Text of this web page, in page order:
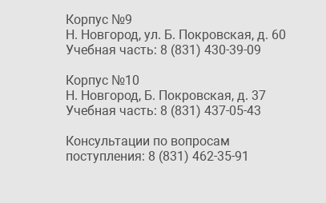
Корпус №9
Н. Новгород, ул. Б. Покровская, д. 60
Учебная часть: 8 (831) 430-39-09
Корпус №10
Н. Новгород, Б. Покровская, д. 37
Учебная часть: 8 (831) 437-05-43
Консультации по вопросам
поступления: 8 (831) 462-35-91